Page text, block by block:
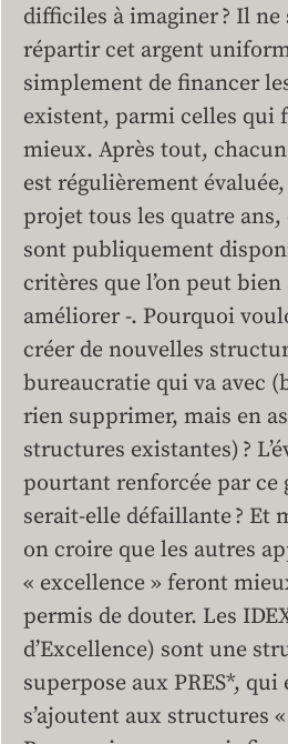
difficiles à imaginer ? Il ne
répartir cet argent
simplement de financer
existent, parmi celles qui
mieux. Après tout,
est régulièrement
projet tous les quatre ans,
sont publiquement
critères que l’on peut
améliorer -. Pourquoi
créer de nouvelles
bureaucratie qui va avec
rien supprimer, mais en
structures existantes) ?
pourtant renforcée par ce
serait-elle défaillante ? Et
on croire que les autres
« excellence » feront
permis de douter. Les
d’Excellence) sont une
superpose aux PRES*, qui
s’ajoutent aux structures